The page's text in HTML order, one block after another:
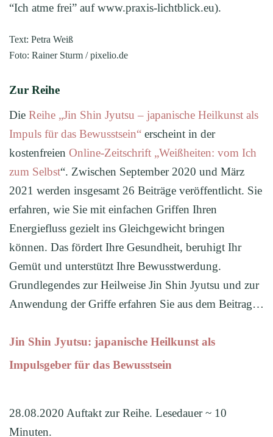
“Ich atme frei” auf www.praxis-lichtblick.eu).
Text: Petra Weiß
Foto: Rainer Sturm / pixelio.de
Zur Reihe
Die Reihe „Jin Shin Jyutsu – japanische Heilkunst als
Impuls für das Bewusstsein“ erscheint in der
kostenfreien Online-Zeitschrift „Weißheiten: vom Ich
zum Selbst“. Zwischen September 2020 und März
2021 werden insgesamt 26 Beiträge veröffentlicht. Sie
erfahren, wie Sie mit einfachen Griffen Ihren
Energiefluss gezielt ins Gleichgewicht bringen
können. Das fördert Ihre Gesundheit, beruhigt Ihr
Gemüt und unterstützt Ihre Bewusstwerdung.
Grundlegendes zur Heilweise Jin Shin Jyutsu und zur
Anwendung der Griffe erfahren Sie aus dem Beitrag…
Jin Shin Jyutsu: japanische Heilkunst als
Impulsgeber für das Bewusstsein
28.08.2020 Auftakt zur Reihe. Lesedauer ~ 10
Minuten.